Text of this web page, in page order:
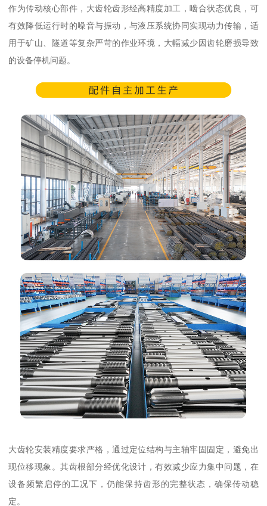
作为传动核心部件，大齿轮齿形经高精度加工，啮合状态优良，可
有效降低运行时的噪音与振动，与液压系统协同实现动力传输，适
用于矿山、隧道等复杂严苛的作业环境，大幅减少因齿轮磨损导致
的设备停机问题。
大齿轮安装精度要求严格，通过定位结构与主轴牢固固定，避免出
现位移现象。其齿根部分经优化设计，有效减少应力集中问题，在
设备频繁启停的工况下，仍能保持齿形的完整状态，确保传动稳
定。